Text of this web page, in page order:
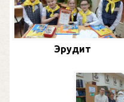
Эрудит